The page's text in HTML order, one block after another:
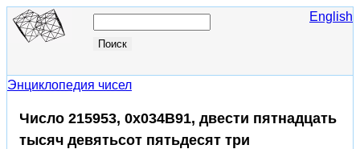
English
Энциклопедия чисел
Число 215953, 0x034B91, двести пятнадцать
тысяч девятьсот пятьдесят три